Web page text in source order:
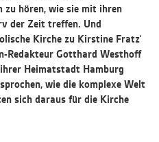
zu hören, wie sie mit ihren
der Zeit treffen. Und
Kirche zu Kirstine Fratz‘
Redakteur Gotthard Westhoff
Heimatstadt Hamburg
wie die komplexe Welt
sich daraus für die Kirche